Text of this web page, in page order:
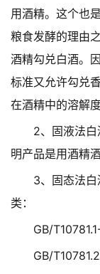
用酒精。这个也
粮食发酵的理由
酒精勾兑白酒。
标准又允许勾兑
在酒精中的溶解
2、固液法
明产品是用酒精
3、固态法
类：
GB/
GB/